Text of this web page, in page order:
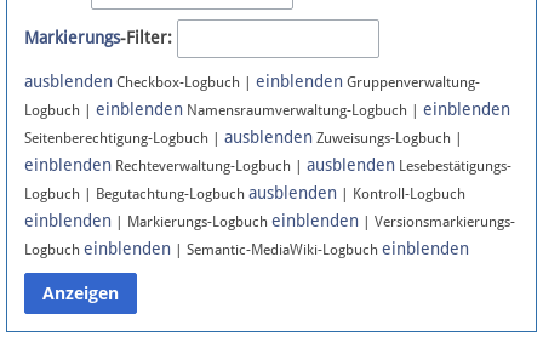
Bluesky
Facebook
Instagram
Anmelden
Datenschutz
Markierungs-Filter:
ausblenden Checkbox-Logbuch | einblenden Gruppenverwaltung-
Logbuch | einblenden Namensraumverwaltung-Logbuch | einblenden
Seitenberechtigung-Logbuch | ausblenden Zuweisungs-Logbuch |
einblenden Rechteverwaltung-Logbuch | ausblenden Lesebestätigungs-
Logbuch | Begutachtung-Logbuch ausblenden | Kontroll-Logbuch
einblenden | Markierungs-Logbuch einblenden | Versionsmarkierungs-
Logbuch einblenden | Semantic-MediaWiki-Logbuch einblenden